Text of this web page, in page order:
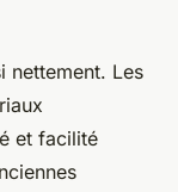
nettement. Les
et facilité